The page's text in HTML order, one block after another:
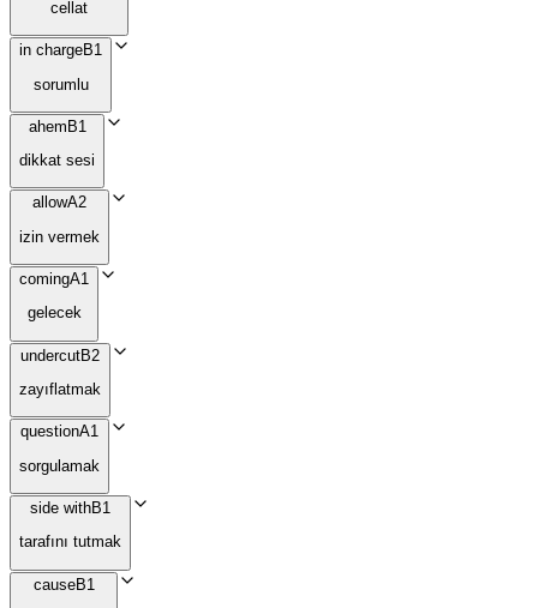
cellat
in chargeB1
sorumlu
ahem B1
dikkat sesi
allowA2
izin vermek
comingA1
gelecek
undercutB2
zayıflatmak
questionA1
sorgulamak
side withB1
tarafını tutmak
causeB1